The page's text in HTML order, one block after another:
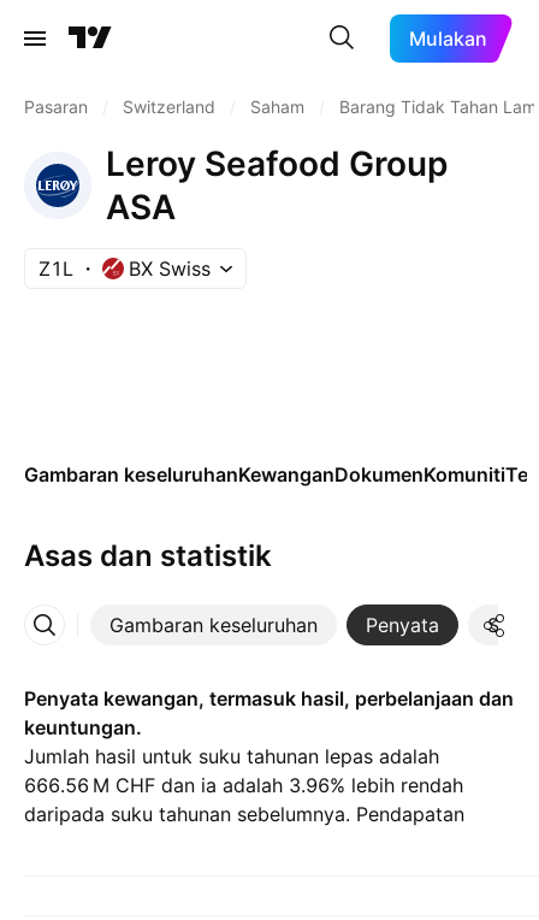
Mulakan
Pasaran Switzerland Saham Barang Tidak Tahan
Leroy Seafood Group
ASA
Z1L BX Swiss
Gambaran keseluruhanKewanganDokumenKomuniti
Asas dan statistik
Gambaran keseluruhan Penyata
Lebih
Penyata kewangan, termasuk hasil, perbelanjaan dan
keuntungan.
Jumlah hasil untuk suku tahunan lepas adalah
‪666.56 M‬ CHF dan ia adalah 3.96% lebih rendah
daripada suku tahunan sebelumnya. Pendapatan